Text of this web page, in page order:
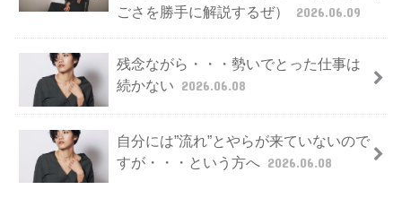
ごさを勝手に解説するぜ）
2026.06.09
残念ながら・・・勢いでとった仕事は
続かない 2026.06.08
自分には”流れ”とやらが来ていないので
すが・・・という方へ 2026.06.08